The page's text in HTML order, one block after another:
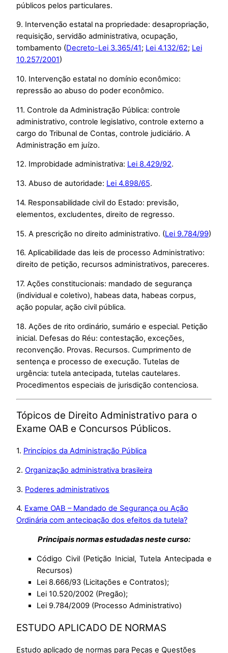
públicos pelos particulares.
9. Intervenção estatal na propriedade: desapropriação,
requisição, servidão administrativa, ocupação,
tombamento (Decreto-Lei 3.365/41; Lei 4.132/62; Lei
10.257/2001)
10. Intervenção estatal no domínio econômico:
repressão ao abuso do poder econômico.
11. Controle da Administração Pública: controle
administrativo, controle legislativo, controle externo a
cargo do Tribunal de Contas, controle judiciário. A
Administração em juízo.
12. Improbidade administrativa: Lei 8.429/92.
13. Abuso de autoridade: Lei 4.898/65.
14. Responsabilidade civil do Estado: previsão,
elementos, excludentes, direito de regresso.
15. A prescrição no direito administrativo. (Lei 9.784/99)
16. Aplicabilidade das leis de processo Administrativo:
direito de petição, recursos administrativos, pareceres.
17. Ações constitucionais: mandado de segurança
(individual e coletivo), habeas data, habeas corpus,
ação popular, ação civil pública.
18. Ações de rito ordinário, sumário e especial. Petição
inicial. Defesas do Réu: contestação, exceções,
reconvenção. Provas. Recursos. Cumprimento de
sentença e processo de execução. Tutelas de
urgência: tutela antecipada, tutelas cautelares.
Procedimentos especiais de jurisdição contenciosa.
Tópicos de Direito Administrativo para o
Exame OAB e Concursos Públicos.
1. Princípios da Administração Pública
2. Organização administrativa brasileira
3. Poderes administrativos
4. Exame OAB – Mandado de Segurança ou Ação
Ordinária com antecipação dos efeitos da tutela?
Principais normas estudadas neste curso:
Código Civil (Petição Inicial, Tutela Antecipada e
Recursos)
Lei 8.666/93 (Licitações e Contratos);
Lei 10.520/2002 (Pregão);
Lei 9.784/2009 (Processo Administrativo)
ESTUDO APLICADO DE NORMAS
Estudo aplicado de normas para Peças e Questões